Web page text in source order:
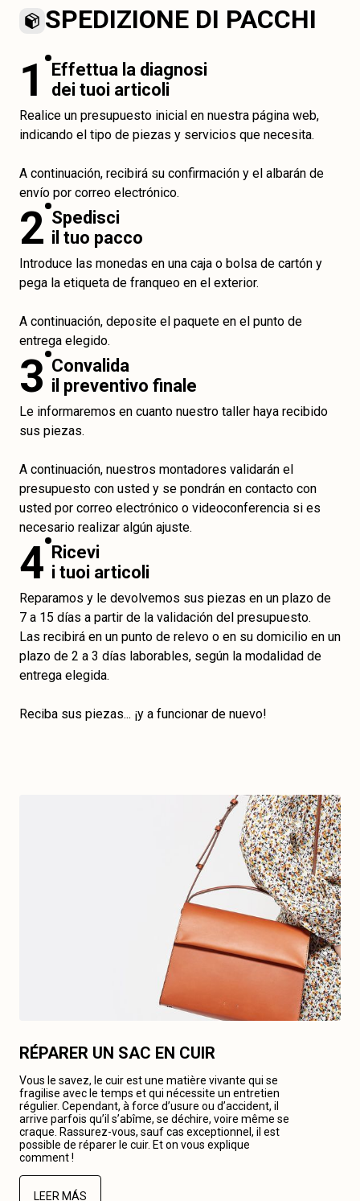
SPEDIZIONE DI PACCHI
1
Effettua la diagnosi
dei tuoi articoli
Realice un presupuesto inicial en nuestra página web,
indicando el tipo de piezas y servicios que necesita.
A continuación, recibirá su confirmación y el albarán de
envío por correo electrónico.
2 Spedisci
il tuo pacco
Introduce las monedas en una caja o bolsa de cartón y
pega la etiqueta de franqueo en el exterior.
A continuación, deposite el paquete en el punto de
entrega elegido.
3 Convalida
il preventivo finale
Le informaremos en cuanto nuestro taller haya recibido
sus piezas.
A continuación, nuestros montadores validarán el
presupuesto con usted y se pondrán en contacto con
usted por correo electrónico o videoconferencia si es
necesario realizar algún ajuste.
4 Ricevi
i tuoi articoli
Reparamos y le devolvemos sus piezas en un plazo de
7 a 15 días a partir de la validación del presupuesto.
Las recibirá en un punto de relevo o en su domicilio en un
plazo de 2 a 3 días laborables, según la modalidad de
entrega elegida.
Reciba sus piezas... ¡y a funcionar de nuevo!
RÉPARER UN SAC EN CUIR
Vous le savez, le cuir est une matière vivante qui se
fragilise avec le temps et qui nécessite un entretien
régulier. Cependant, à force d’usure ou d’accident, il
arrive parfois qu’il s’abîme, se déchire, voire même se
craque. Rassurez-vous, sauf cas exceptionnel, il est
possible de réparer le cuir. Et on vous explique
comment !
LEER MÁS